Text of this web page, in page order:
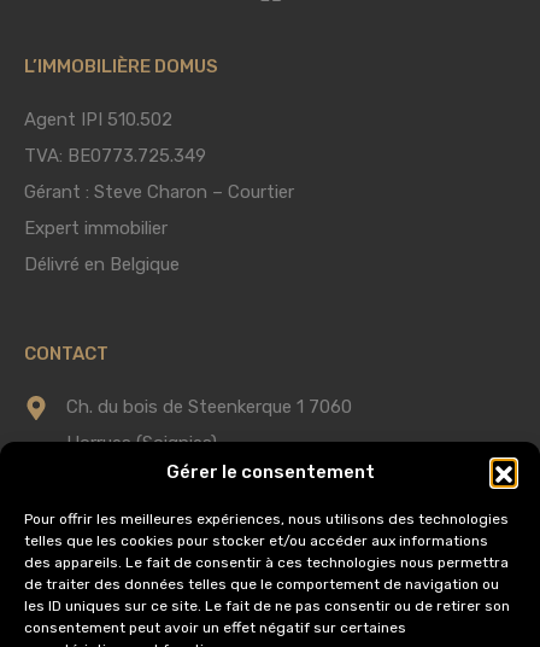
Gérer le consentement
Pour offrir les meilleures expériences, nous utilisons des technologies
telles que les cookies pour stocker et/ou accéder aux informations
des appareils. Le fait de consentir à ces technologies nous permettra
de traiter des données telles que le comportement de navigation ou
les ID uniques sur ce site. Le fait de ne pas consentir ou de retirer son
consentement peut avoir un effet négatif sur certaines
L’IMMOBILIÈRE DOMUS
Agent IPI 510.502
TVA: BE0773.725.349
Gérant : Steve Charon – Courtier
Expert immobilier
Délivré en Belgique
CONTACT
Ch. du bois de Steenkerque 1 7060
Horrues (Soignies)
info@immobilieredomus.be
AUTORITÉ DE SURVEILLANCE